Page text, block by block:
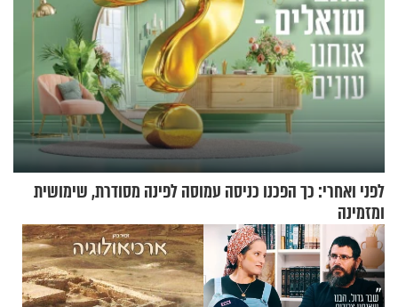
לפני ואחרי: כך הפכנו כניסה עמוסה לפינה מסודרת, שימושית
ומזמינה